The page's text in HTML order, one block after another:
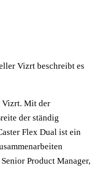
Vizrt beschreibt es
Vizrt. Mit der
der ständig
Flex Dual ist ein
Product Manager,